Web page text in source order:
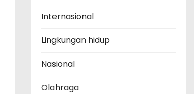
Internasional
Lingkungan hidup
Nasional
Olahraga